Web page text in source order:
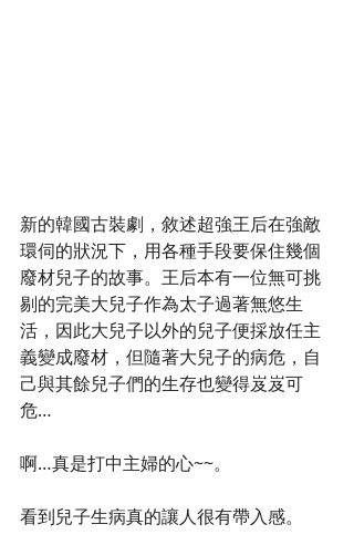
新的韓國古裝劇，敘述超強王后在強敵
環伺的狀況下，用各種手段要保住幾個
廢材兒子的故事。王后本有一位無可挑
剔的完美大兒子作為太子過著無悠生
活，因此大兒子以外的兒子便採放任主
義變成廢材，但隨著大兒子的病危，自
己與其餘兒子們的生存也變得岌岌可
危…
啊…真是打中主婦的心~~。
看到兒子生病真的讓人很有帶入感。